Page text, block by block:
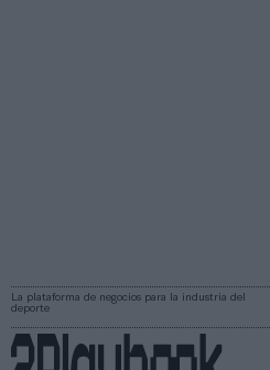
La plataforma de negocios para la industria del
deporte